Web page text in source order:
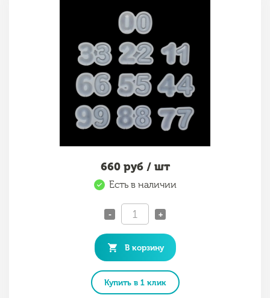
660руб / шт
Есть в наличии
- +
В корзину
Купить в 1 клик